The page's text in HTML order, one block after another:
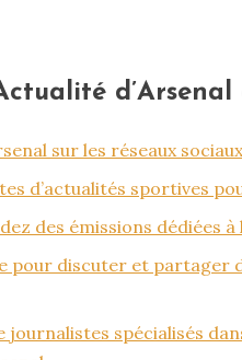
sur les réseaux
d’actualités sportives
des émissions dédiées à
pour discuter et partager
journalistes spécialisés